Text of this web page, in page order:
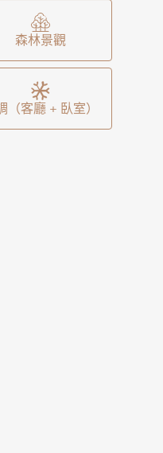
森林景觀
（客廳 + 臥室）